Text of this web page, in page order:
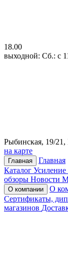
18.00
выходной: Сб.: с
Рыбинская, 19/
на карте
Главная
Главная
Каталог Усиление
обзоры Новости
О компании
О
Сертификаты,
магазинов